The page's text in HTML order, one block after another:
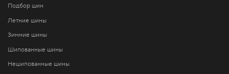
Подбор шин
Летние шины
Зимние шины
Шипованные шины
Нешипованные шины